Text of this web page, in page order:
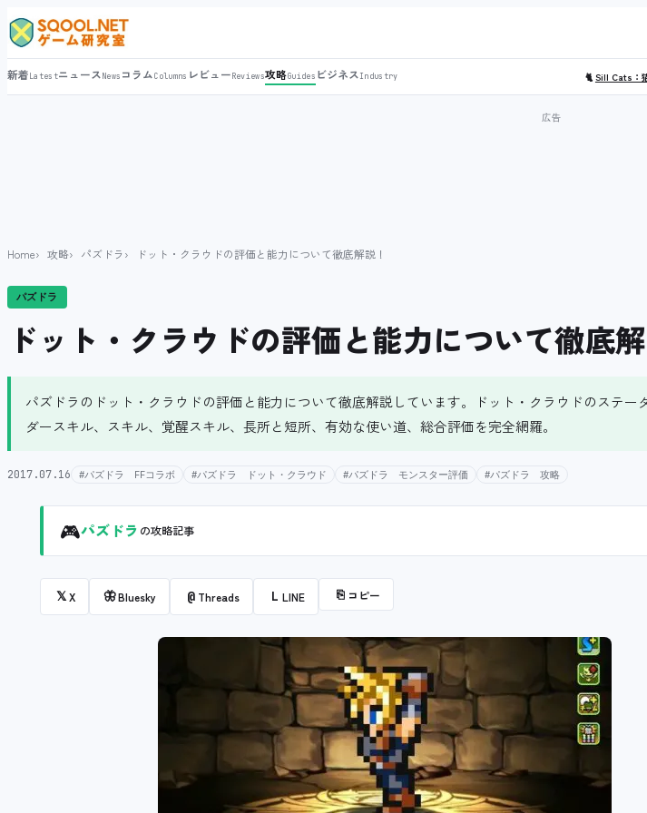
新着LatestニュースNews コラムColumns レビューReviews攻略Guides ビジネスIndustry 🐈Sill Cats：
Home 攻略 パズドラ ドット・クラウドの評価と能力について徹底解説！
パズドラ
ドット・クラウドの評価と能力について徹底解
パズドラのドット・クラウドの評価と能力について徹底解説しています。ドット・クラウドのステー
ダースキル、スキル、覚醒スキル、長所と短所、有効な使い道、総合評価を完全網羅。
2017.07.16 #パズドラ FFコラボ #パズドラ ドット・クラウド #パズドラ モンスター評価 #パズドラ 攻略
🎮パズドラ の攻略記事
𝕏X 🦋Bluesky @ Threads L LINE ⎘ コピー